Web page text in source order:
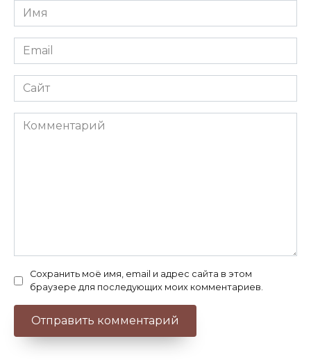
Имя
*
Email
*
Сайт
Комментарий
Сохранить моё имя, email и адрес сайта в этом
браузере для последующих моих комментариев.